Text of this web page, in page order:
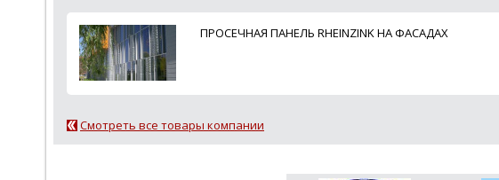
ПРОСЕЧНАЯ ПАНЕЛЬ RHEINZINK НА ФАСАДАХ
Смотреть все товары компании